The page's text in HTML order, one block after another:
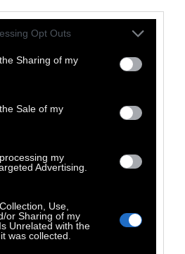
Opt Outs
Sharing of my
Sale of my
my
Advertising.
Use,
or Sharing of my
Unrelated with the
was collected.
Βάζουμε το μείγμα σε
ταψάκι και το ψήνουμε σε
15 λεπτά στους
15 λεπτά στους 160
τον φούρνο και
15 λεπτά.